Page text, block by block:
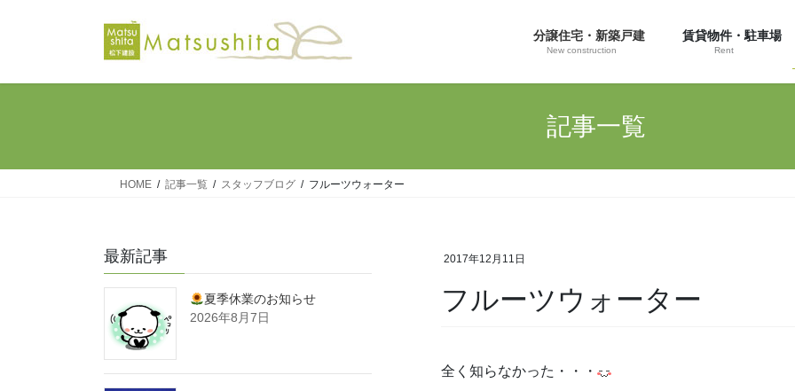
分譲住宅・新築戸建
New construction
賃貸物件・駐車場
Rent
記事一覧
HOME 記事一覧 スタッフブログ フルーツウォーター
2017年12月11日
フルーツウォーター
全く知らなかった・・・
最新記事
夏季休業のお知らせ
2026年8月7日